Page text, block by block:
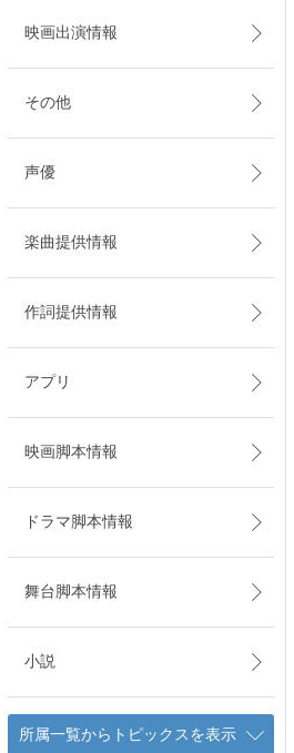
映画出演情報
その他
声優
楽曲提供情報
作詞提供情報
アプリ
映画脚本情報
ドラマ脚本情報
舞台脚本情報
小説
所属一覧からトピックスを表示